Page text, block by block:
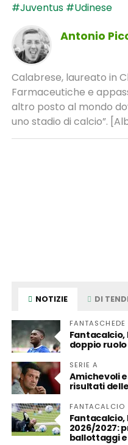
#Juventus #Udinese
Antonio
Calabrese, laureato in
Farmaceutiche e
altro posto al mondo
uno stadio di calcio”.
NOTIZIE DI
FANTASCHEDE
Fantacalcio,
doppio
SERIE A
Amichevoli
risultati
FANTACALCIO
2026/2027:
ballottaggi